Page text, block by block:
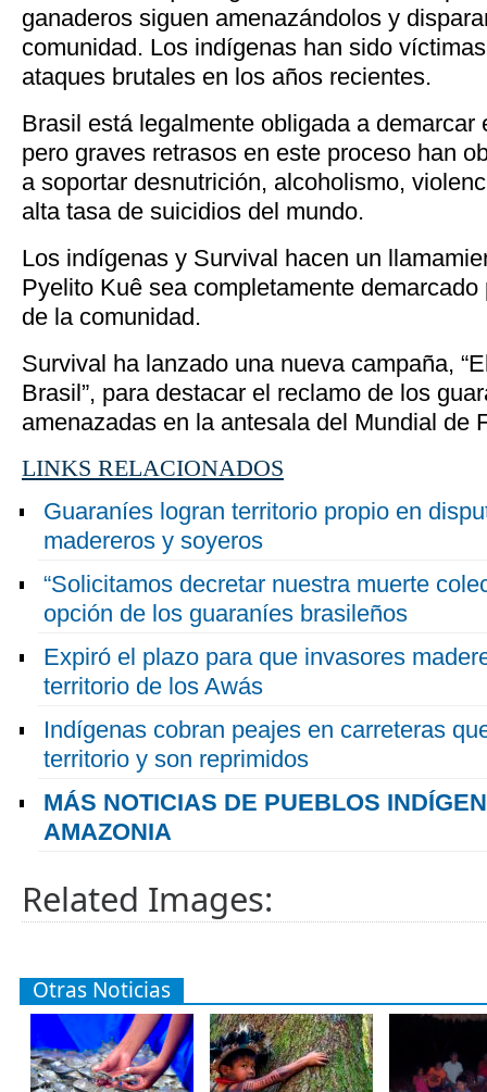
ganaderos siguen amenazándolos y
comunidad. Los indígenas han sido
ataques brutales en los años recientes.
Brasil está legalmente obligada a demarcar
pero graves retrasos en este proceso han
a soportar desnutrición, alcoholismo,
alta tasa de suicidios del mundo.
Los indígenas y Survival hacen un
Pyelito Kuê sea completamente
de la comunidad.
Survival ha lanzado una nueva campaña,
Brasil”, para destacar el reclamo de los
amenazadas en la antesala del Mundial de
LINKS RELACIONADOS
Guaraníes logran territorio propio en
madereros y soyeros
“Solicitamos decretar nuestra muerte
opción de los guaraníes brasileños
Expiró el plazo para que invasores
territorio de los Awás
Indígenas cobran peajes en carreteras
territorio y son reprimidos
MÁS NOTICIAS DE PUEBLOS
AMAZONIA
Related Images:
Otras Noticias